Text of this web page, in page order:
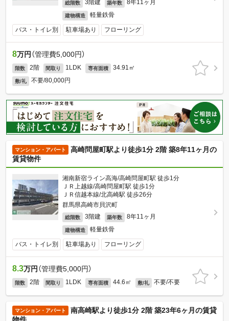
総階数 3階建 築年数 8年11ヶ月
建物構造 軽量鉄骨
バス・トイレ別 駐車場あり フローリング
8万円 （管理費5,000円）
階数 2階 間取り 1LDK 専有面積 34.91㎡
敷/礼 不要/80,000円
マンション・アパート
高崎問屋町駅より徒歩1分 2階 築8年11ヶ月の
賃貸物件
湘南新宿ライン高海/高崎問屋町駅 徒歩1分
ＪＲ上越線/高崎問屋町駅 徒歩1分
ＪＲ信越本線/北高崎駅 徒歩26分
群馬県高崎市貝沢町
総階数 3階建 築年数 8年11ヶ月
建物構造 軽量鉄骨
バス・トイレ別 駐車場あり フローリング
8.3万円 （管理費5,000円）
階数 2階 間取り 1LDK 専有面積 44.6㎡ 敷/礼 不要/不要
マンション・アパート
南高崎駅より徒歩1分 2階 築23年6ヶ月の賃貸